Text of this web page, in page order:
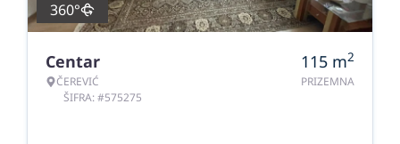
360°
Centar
ČEREVIĆ
ŠIFRA: #575275
115 m2
PRIZEMNA